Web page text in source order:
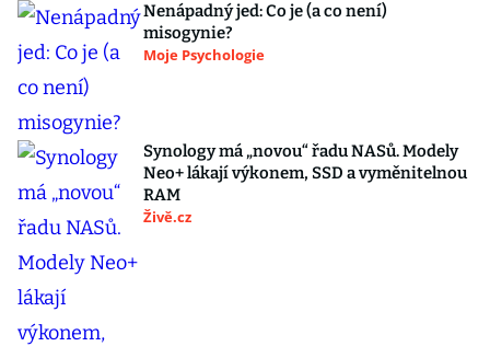
Nenápadný jed: Co je (a co není)
misogynie?
Moje Psychologie
Synology má „novou“ řadu NASů. Modely
Neo+ lákají výkonem, SSD a vyměnitelnou
RAM
Živě.cz